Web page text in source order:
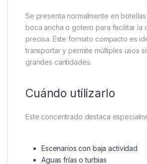
Se presenta normalmente en
boca ancha o gotero para facilitar la
precisa. Este formato compacto es
transportar y permite múltiples usos
grandes cantidades.
Cuándo utilizarlo
Este concentrado destaca
Escenarios con baja actividad
Aguas frías o turbias